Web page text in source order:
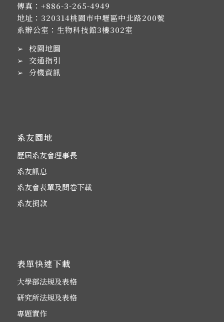
傳真：+886-3-265-4949
地址： 320314桃園市中壢區中北路200號
系辦公室：生物科技館3樓302室
➢ 校園地圖
➢ 交通指引
➢ 分機資訊
系友園地
歷屆系友會理事長
系友訊息
系友會表單及問卷下載
系友捐款
表單快速下載
大學部法規及表格
研究所法規及表格
專題實作